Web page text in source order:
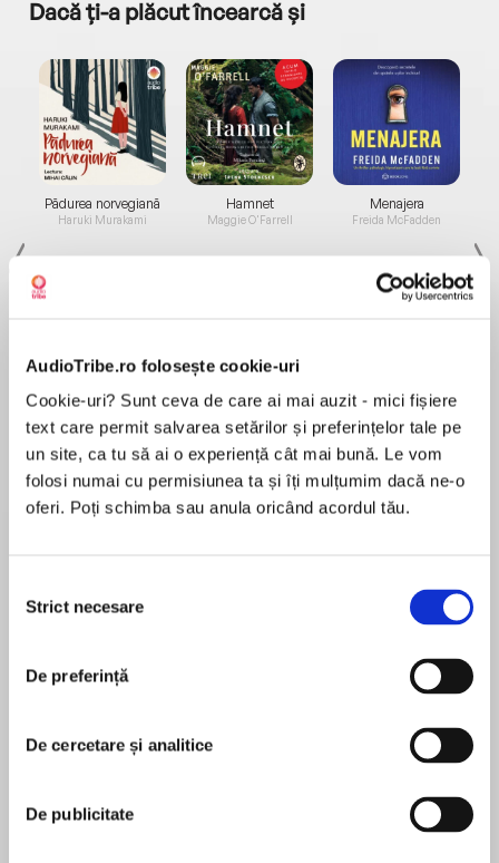
AudioTribe.ro folosește cookie-uri
Cookie-uri? Sunt ceva de care ai mai auzit - mici fișiere
text care permit salvarea setărilor și preferințelor tale pe
un site, ca tu să ai o experiență cât mai bună. Le vom
folosi numai cu permisiunea ta și îți mulțumim dacă ne-o
oferi. Poți schimba sau anula oricând acordul tău.
consimțământului
Strict necesare
De preferință
De cercetare și analitice
De publicitate
Dacă ți-a plăcut încearcă și
Pădurea norvegiană
Haruki Murakami
Elita de Argint (Elita
de...
Dani Francis
Hamnet
Maggie O'Farrell
Diavolul se îmbracă de
la...
Lauren Weisberger
Menajera
Freida McFadden
Migdală
Sohn Won-pyung
George Harrison a avut de înfruntat în viața sa
doi asasini.
S-a luptat cu amândoi din toate puterile, iar pe
unul a reușit să-l învingă. Era un psihopat care
intrase noaptea în casă, hotărât să-l omoare pe
fostul Beatle.
Al doilea asasin, tăcut și perfid, l-a doborât pe
George doi ani mai târziu. Era cancerul.
În acest moment nu există recenzii